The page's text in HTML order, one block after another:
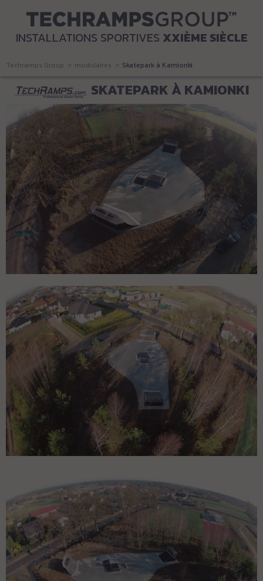
INSTALLATIONS SPORTIVES XXIÈME SIÈCLE
Techramps Group modulaires Skatepark à Kamionki
SKATEPARK À KAMIONKI